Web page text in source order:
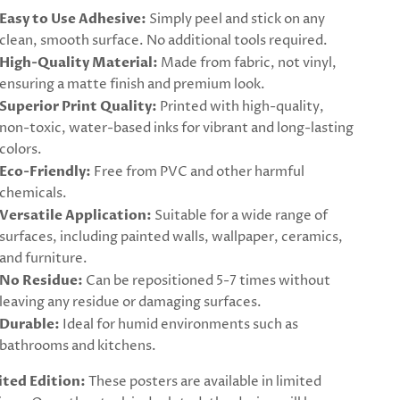
Easy to Use Adhesive: Simply peel and stick on any
clean, smooth surface. No additional tools required.
High-Quality Material: Made from fabric, not vinyl,
ensuring a matte finish and premium look.
Superior Print Quality: Printed with high-quality,
non-toxic, water-based inks for vibrant and long-lasting
colors.
Eco-Friendly: Free from PVC and other harmful
chemicals.
Versatile Application: Suitable for a wide range of
surfaces, including painted walls, wallpaper, ceramics,
and furniture.
No Residue: Can be repositioned 5-7 times without
leaving any residue or damaging surfaces.
Durable: Ideal for humid environments such as
bathrooms and kitchens.
Edition: These posters are available in limited